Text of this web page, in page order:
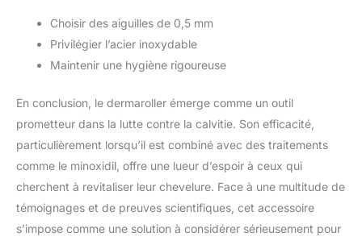
Choisir des aiguilles de 0,5 mm
Privilégier l’acier inoxydable
Maintenir une hygiène rigoureuse
En conclusion, le dermaroller émerge comme un outil
prometteur dans la lutte contre la calvitie. Son efficacité,
particulièrement lorsqu’il est combiné avec des traitements
comme le minoxidil, offre une lueur d’espoir à ceux qui
cherchent à revitaliser leur chevelure. Face à une multitude de
témoignages et de preuves scientifiques, cet accessoire
s’impose comme une solution à considérer sérieusement pour